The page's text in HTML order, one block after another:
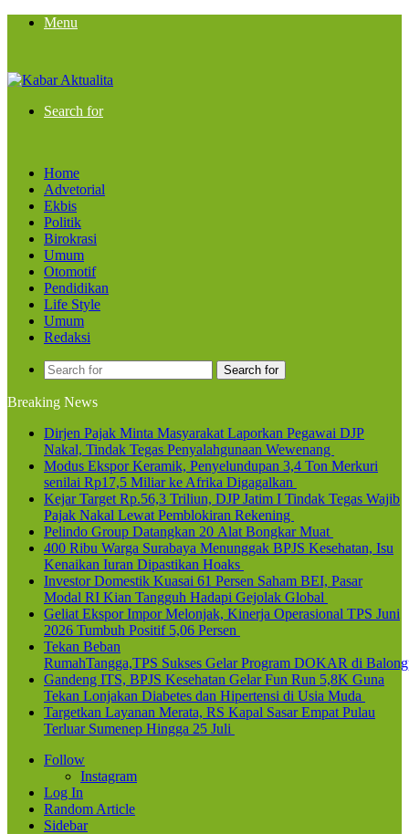
Menu
Search for
Home
Advetorial
Ekbis
Politik
Birokrasi
Umum
Otomotif
Pendidikan
Life Style
Umum
Redaksi
Search for
Breaking News
Dirjen Pajak Minta Masyarakat Laporkan Pegawai DJP
Nakal, Tindak Tegas Penyalahgunaan Wewenang
Modus Ekspor Keramik, Penyelundupan 3,4 Ton Merkuri
senilai Rp17,5 Miliar ke Afrika Digagalkan
Kejar Target Rp.56,3 Triliun, DJP Jatim I Tindak Tegas Wajib
Pajak Nakal Lewat Pemblokiran Rekening
Pelindo Group Datangkan 20 Alat Bongkar Muat
400 Ribu Warga Surabaya Menunggak BPJS Kesehatan, Isu
Kenaikan Iuran Dipastikan Hoaks
Investor Domestik Kuasai 61 Persen Saham BEI, Pasar
Modal RI Kian Tangguh Hadapi Gejolak Global
Geliat Ekspor Impor Melonjak, Kinerja Operasional TPS Juni
2026 Tumbuh Positif 5,06 Persen
Tekan Beban
RumahTangga,TPS Sukses Gelar Program DOKAR di
Gandeng ITS, BPJS Kesehatan Gelar Fun Run 5,8K Guna
Tekan Lonjakan Diabetes dan Hipertensi di Usia Muda
Targetkan Layanan Merata, RS Kapal Sasar Empat Pulau
Terluar Sumenep Hingga 25 Juli
Follow
Instagram
Log In
Random Article
Sidebar